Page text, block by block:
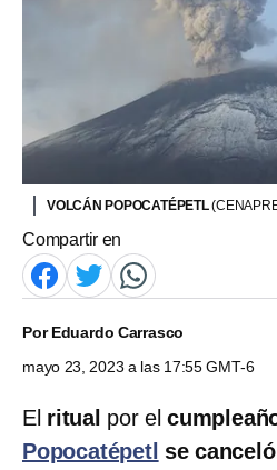
VOLCÁN POPOCATÉPETL
Compartir en
PorEduardo Carrasco
mayo 23, 2023 a las 17:55 GMT-6
El ritual por el
Popocatépetl se canceló